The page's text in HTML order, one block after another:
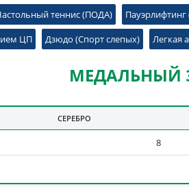
теннис (ПОДА)
ЦП
Дзюдо (Спорт слепых) Легкая
МЕДАЛЬНЫЙ
СЕРЕБРО
8